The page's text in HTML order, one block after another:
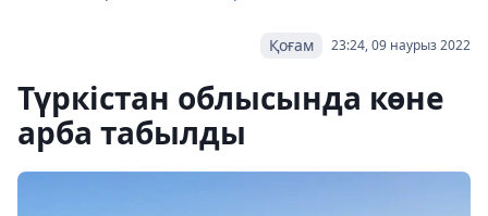
23:24, 09 наурыз 2022
Қоғам
Түркістан облысында көне
арба табылды